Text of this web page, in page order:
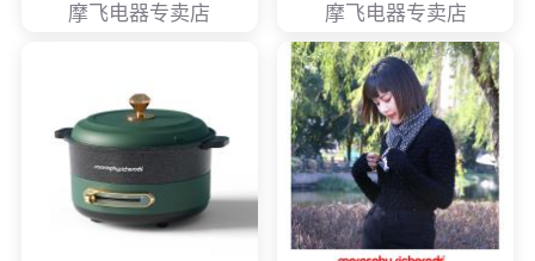
摩飞电器专卖店 摩飞电器专卖店